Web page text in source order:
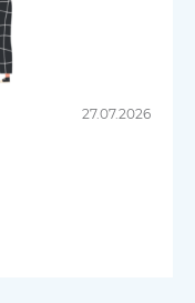
27.07.2026